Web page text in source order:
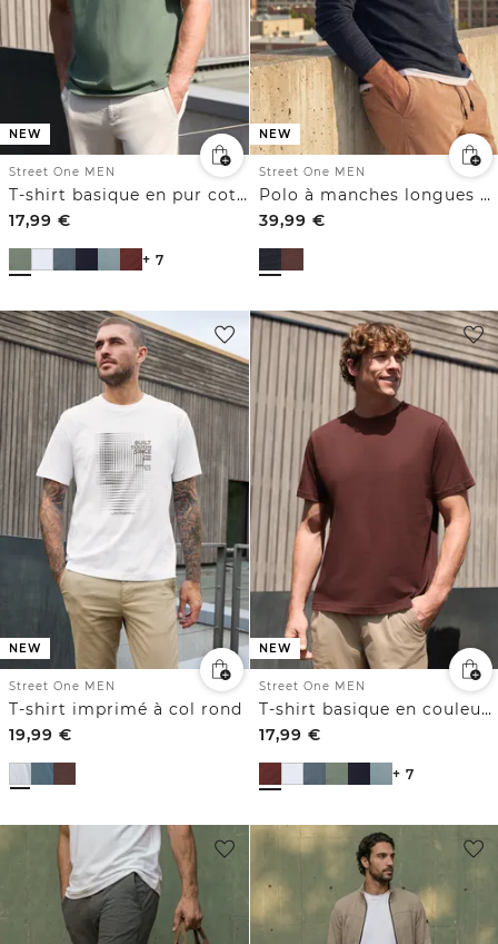
NEW
Street One MEN
T-shirt basique en pur coton
17,99 €
+ 7
NEW
Street One MEN
Polo à manches longues en coton
39,99 €
NEW
Street One MEN
T-shirt imprimé à col rond
19,99 €
NEW
Street One MEN
T-shirt basique en couleur unie
17,99 €
+ 7